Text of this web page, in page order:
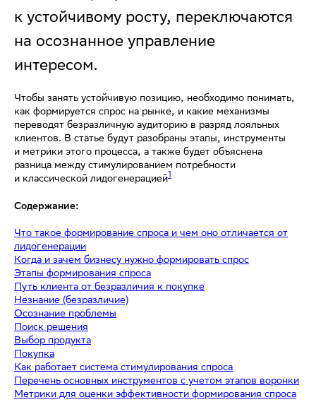
к устойчивому росту, переключаются
на осознанное управление
интересом.
Чтобы занять устойчивую позицию, необходимо понимать,
как формируется спрос на рынке, и какие механизмы
переводят безразличную аудиторию в разряд лояльных
клиентов. В статье будут разобраны этапы, инструменты
и метрики этого процесса, а также будет объяснена
разница между стимулированием потребности
и классической лидогенерацией1
Содержание:
Что такое формирование спроса и чем оно отличается от
лидогенерации
Когда и зачем бизнесу нужно формировать спрос
Этапы формирования спроса
Путь клиента от безразличия к покупке
Незнание (безразличие)
Осознание проблемы
Поиск решения
Выбор продукта
Покупка
Как работает система стимулирования спроса
Перечень основных инструментов с учетом этапов воронки
Метрики для оценки эффективности формирования спроса